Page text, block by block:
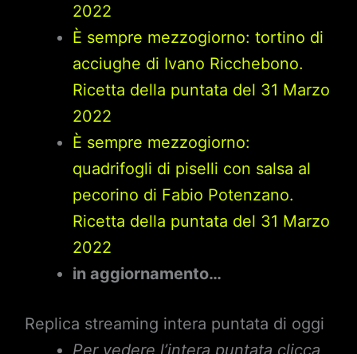
2022
È sempre mezzogiorno: tortino di
acciughe di Ivano Ricchebono.
Ricetta della puntata del 31 Marzo
2022
È sempre mezzogiorno:
quadrifogli di piselli con salsa al
pecorino di Fabio Potenzano.
Ricetta della puntata del 31 Marzo
2022
in aggiornamento…
Replica streaming intera puntata di oggi
Per vedere l’intera puntata clicca